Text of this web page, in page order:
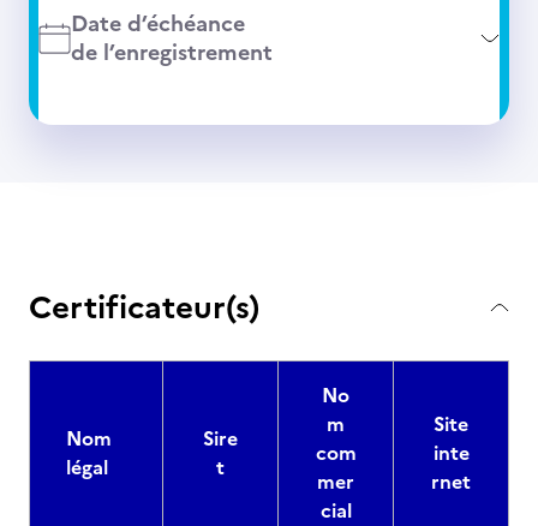
Date d’échéance
de l’enregistrement
Certificateur(s)
Nom
légal
Sire
t
No
m
com
mer
cial
Site
inte
rnet